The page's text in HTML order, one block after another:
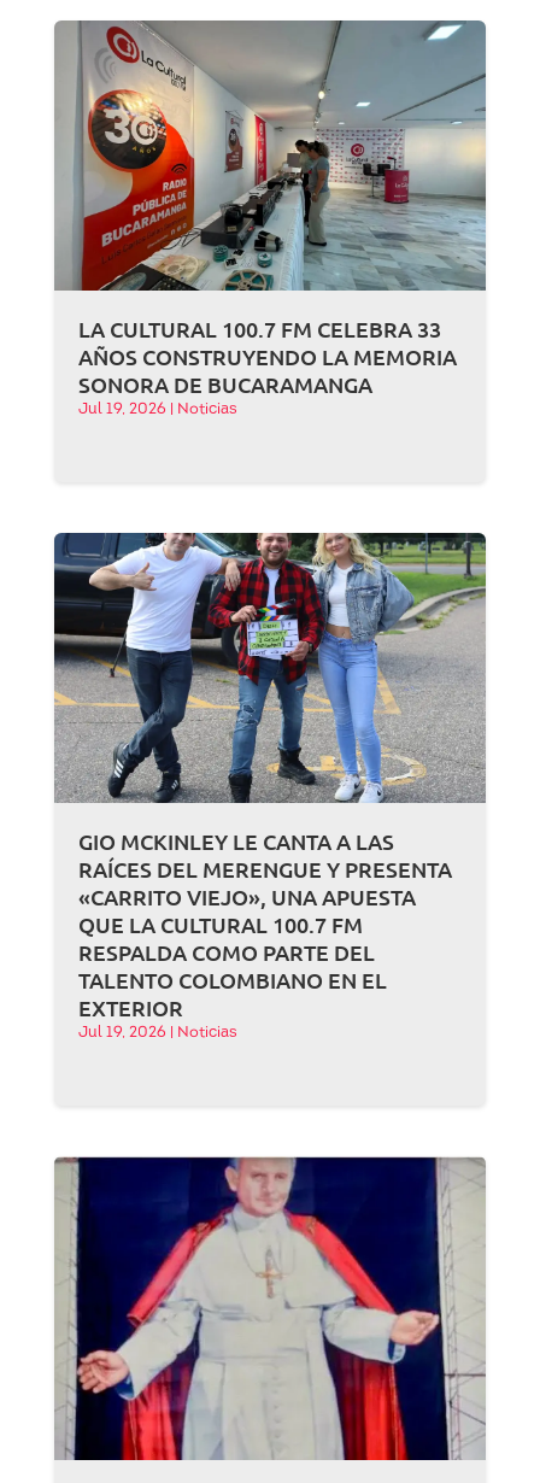
LA CULTURAL 100.7 FM CELEBRA 33
AÑOS CONSTRUYENDO LA MEMORIA
SONORA DE BUCARAMANGA
Jul 19, 2026 Noticias
GIO MCKINLEY LE CANTA A LAS
RAÍCES DEL MERENGUE Y PRESENTA
«CARRITO VIEJO», UNA APUESTA
QUE LA CULTURAL 100.7 FM
RESPALDA COMO PARTE DEL
TALENTO COLOMBIANO EN EL
EXTERIOR
Jul 19, 2026 Noticias